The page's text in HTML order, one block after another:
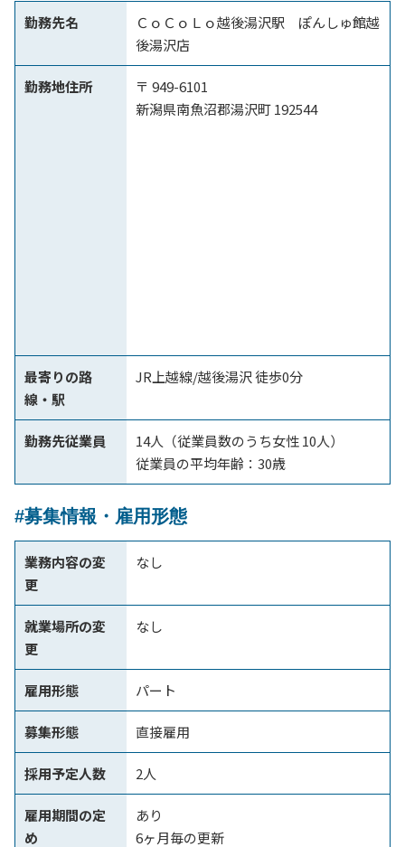
勤務先名
ＣｏＣｏＬｏ越後湯沢駅 ぽんしゅ館越
後湯沢店
勤務地住所
〒 949-6101
新潟県南魚沼郡湯沢町 192544
最寄りの路
線・駅
JR上越線/越後湯沢 徒歩0分
勤務先従業員
14人（従業員数のうち女性 10人）
従業員の平均年齢：30歳
#募集情報・雇用形態
業務内容の変
更
なし
就業場所の変
更
なし
雇用形態 パート
募集形態 直接雇用
採用予定人数 2人
雇用期間の定
め
あり
6ヶ月毎の更新